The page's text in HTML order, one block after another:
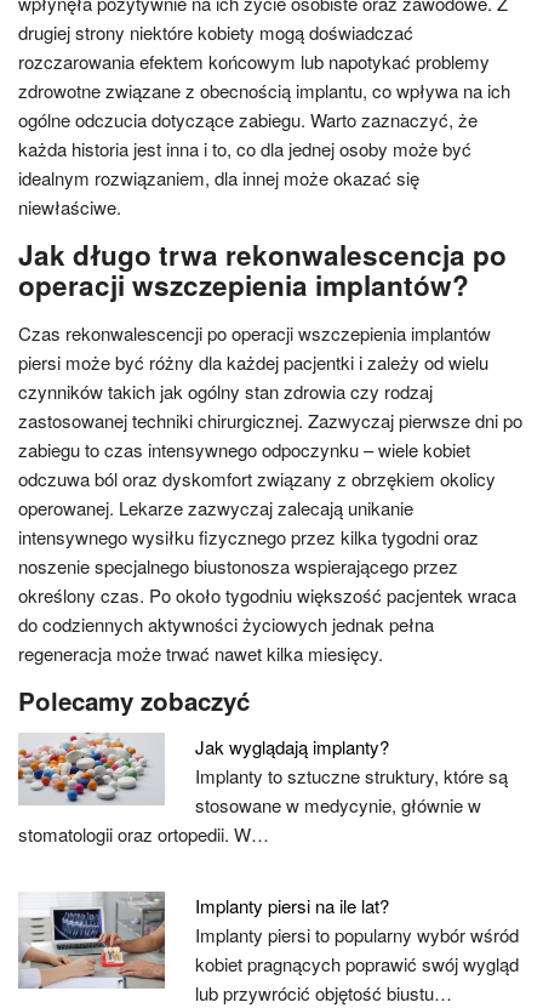
drugiej strony niektóre kobiety mogą doświadczać
rozczarowania efektem końcowym lub napotykać problemy
zdrowotne związane z obecnością implantu, co wpływa na ich
ogólne odczucia dotyczące zabiegu. Warto zaznaczyć, że
każda historia jest inna i to, co dla jednej osoby może być
idealnym rozwiązaniem, dla innej może okazać się
niewłaściwe.
Jak długo trwa rekonwalescencja po
operacji wszczepienia implantów?
Czas rekonwalescencji po operacji wszczepienia implantów
piersi może być różny dla każdej pacjentki i zależy od wielu
czynników takich jak ogólny stan zdrowia czy rodzaj
zastosowanej techniki chirurgicznej. Zazwyczaj pierwsze dni po
zabiegu to czas intensywnego odpoczynku – wiele kobiet
odczuwa ból oraz dyskomfort związany z obrzękiem okolicy
operowanej. Lekarze zazwyczaj zalecają unikanie
intensywnego wysiłku fizycznego przez kilka tygodni oraz
noszenie specjalnego biustonosza wspierającego przez
określony czas. Po około tygodniu większość pacjentek wraca
do codziennych aktywności życiowych jednak pełna
regeneracja może trwać nawet kilka miesięcy.
Polecamy zobaczyć
Jak wyglądają implanty?
Implanty to sztuczne struktury, które są
stosowane w medycynie, głównie w
stomatologii oraz ortopedii. W…
Implanty piersi na ile lat?
Implanty piersi to popularny wybór wśród
kobiet pragnących poprawić swój wygląd
lub przywrócić objętość biustu…